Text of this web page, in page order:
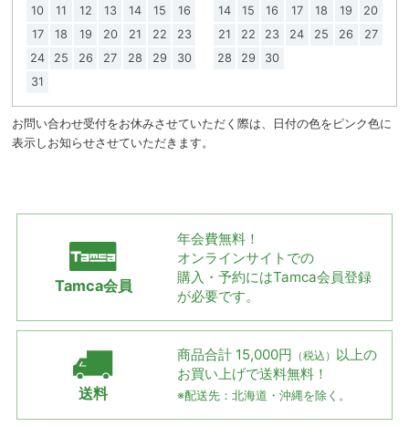
10
11 12 13 14 15
16
17
18 19 20 21 22
23
24
25 26 27 28 29
30
31
14
15 16 17 18 19
20
21
22 23 24 25 26
27
28
29 30
お問い合わせ受付をお休みさせていただく際は、日付の色をピンク色に
表示しお知らせさせていただきます。
Tamca会員
年会費無料！
オンラインサイトでの
購入・予約にはTamca会員登録
が必要です。
送料
商品合計 15,000円 （税込） 以上の
お買い上げで送料無料！
※配送先：北海道・沖縄を除く。